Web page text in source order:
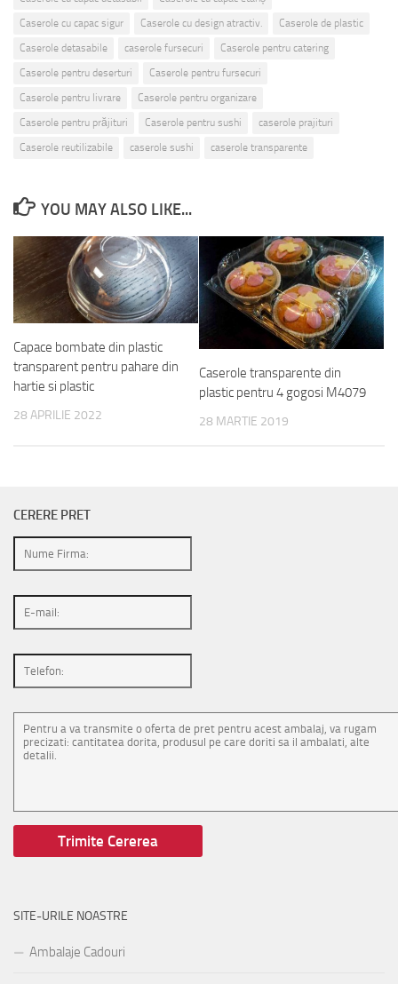
Caserole cu capac sigur
Caserole cu design atractiv.
Caserole de plastic
Caserole detasabile
caserole fursecuri
Caserole pentru catering
Caserole pentru deserturi
Caserole pentru fursecuri
Caserole pentru livrare
Caserole pentru organizare
Caserole pentru prăjituri
Caserole pentru sushi
caserole prajituri
Caserole reutilizabile
caserole sushi caserole transparente
YOU MAY ALSO LIKE...
Capace bombate din plastic
transparent pentru pahare din
hartie si plastic
28 APRILIE 2022
Caserole transparente din
plastic pentru 4 gogosi M4079
28 MARTIE 2019
CERERE PRET
SITE-URILE NOASTRE
Ambalaje Cadouri